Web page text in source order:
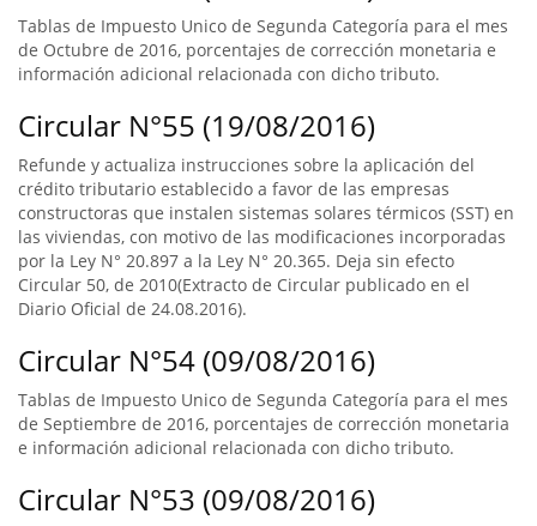
Tablas de Impuesto Unico de Segunda Categoría para el mes
de Octubre de 2016, porcentajes de corrección monetaria e
información adicional relacionada con dicho tributo.
Circular N°55 (19/08/2016)
Refunde y actualiza instrucciones sobre la aplicación del
crédito tributario establecido a favor de las empresas
constructoras que instalen sistemas solares térmicos (SST) en
las viviendas, con motivo de las modificaciones incorporadas
por la Ley N° 20.897 a la Ley N° 20.365. Deja sin efecto
Circular 50, de 2010(Extracto de Circular publicado en el
Diario Oficial de 24.08.2016).
Circular N°54 (09/08/2016)
Tablas de Impuesto Unico de Segunda Categoría para el mes
de Septiembre de 2016, porcentajes de corrección monetaria
e información adicional relacionada con dicho tributo.
Circular N°53 (09/08/2016)